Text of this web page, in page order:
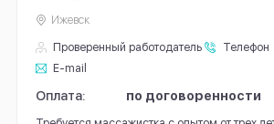
Проверенный работодатель
Телефон
E-mail
Ижевск
Оплата: по договоренности